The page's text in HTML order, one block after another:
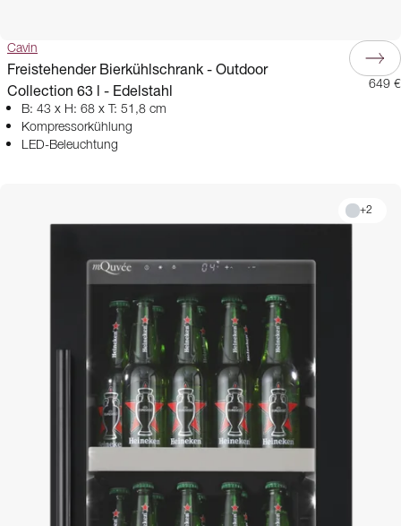
Cavin
Freistehender Bierkühlschrank - Outdoor
Collection 63 l - Edelstahl
B: 43 x H: 68 x T: 51,8 cm
Kompressorkühlung
LED-Beleuchtung
649 €
+2